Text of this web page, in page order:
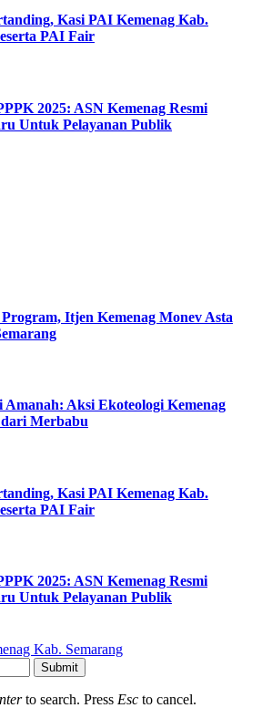
Kasi PAI Kemenag Kab.
PAI Fair
2025: ASN Kemenag Resmi
Untuk Pelayanan Publik
Itjen Kemenag Monev Asta
Amanah: Aksi Ekoteologi Kemenag
Merbabu
Kasi PAI Kemenag Kab.
PAI Fair
2025: ASN Kemenag Resmi
Untuk Pelayanan Publik
Kab. Semarang
Submit
to search. Press Esc to cancel.